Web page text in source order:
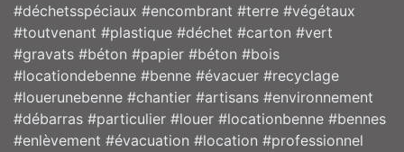
#déchetsspéciaux #encombrant #terre #végétaux
#toutvenant #plastique #déchet #carton #vert
#gravats #béton #papier #béton #bois
#locationdebenne #benne #évacuer #recyclage
#louerunebenne #chantier #artisans #environnement
#débarras #particulier #louer #locationbenne #bennes
#enlèvement #évacuation #location #professionnel